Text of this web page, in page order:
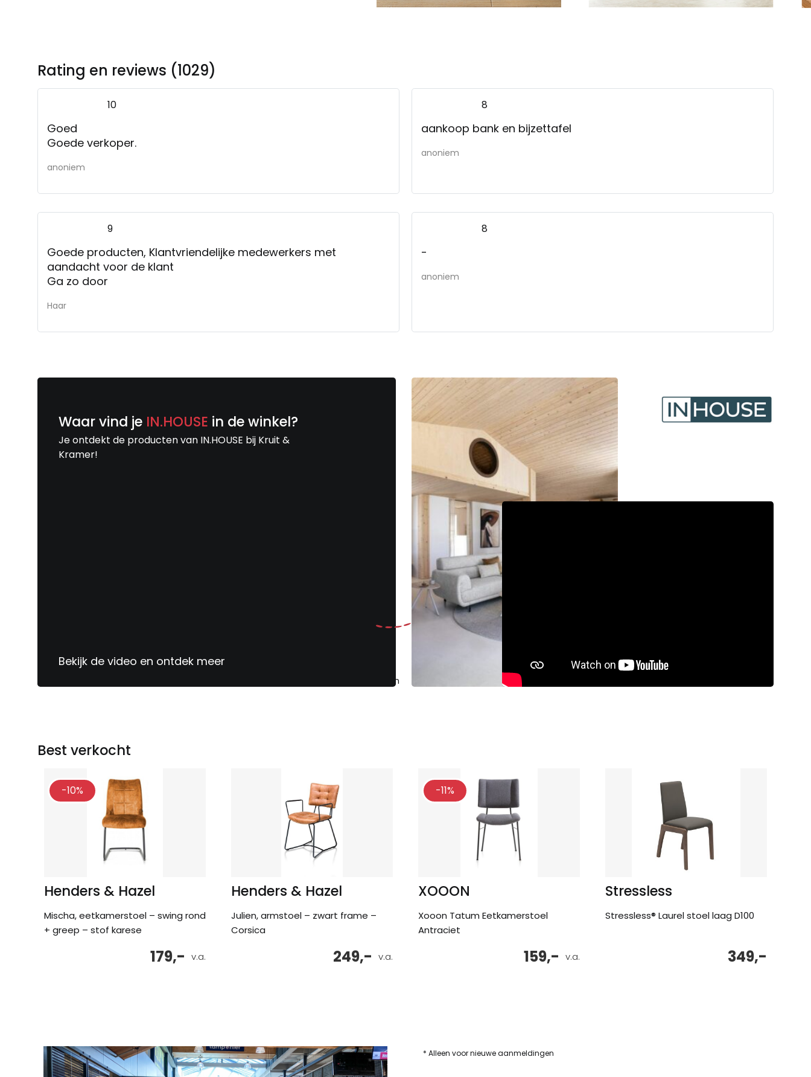
Rating en reviews (1029)
10
Goed
Goede verkoper.
anoniem
8
aankoop bank en bijzettafel
anoniem
9
Goede producten, Klantvriendelijke medewerkers met
aandacht voor de klant
Ga zo door
Haar
8
-
anoniem
Waar vind je IN.HOUSE in de winkel?
Je ontdekt de producten van IN.HOUSE bij Kruit &
Kramer!
Bekijk de video en ontdek meer
ruilen binnen 30 dagen Klantenbeoordeling
Best verkocht
-10%
Henders & Hazel
Mischa, eetkamerstoel – swing rond
+ greep – stof karese
v.a.
179,-
Henders & Hazel
Julien, armstoel – zwart frame –
Corsica
v.a.
249,-
-11%
XOOON
Xooon Tatum Eetkamerstoel
Antraciet
v.a.
159,-
Stressless
Stressless® Laurel stoel laag D100
349,-
* Alleen voor nieuwe aanmeldingen